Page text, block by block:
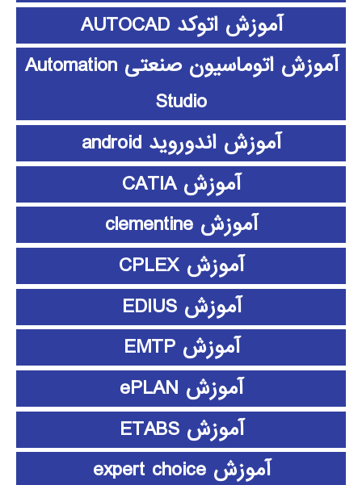
آموزش اتوکد AUTOCAD
آموزش اتوماسیون صنعتی Automation
Studio
آموزش اندوروید android
آموزش CATIA
آموزش clementine
آموزش CPLEX
آموزش EDIUS
آموزش EMTP
آموزش ePLAN
آموزش ETABS
آموزش expert choice